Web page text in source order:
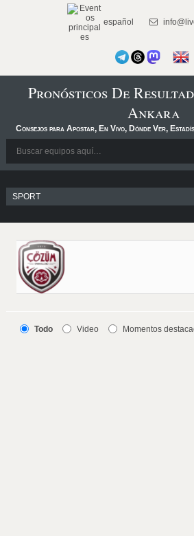
español
Pronósticos De
Ankara
Consejos para Apostar, En Vivo, Dónde Ver,
Todo Video
Momentos